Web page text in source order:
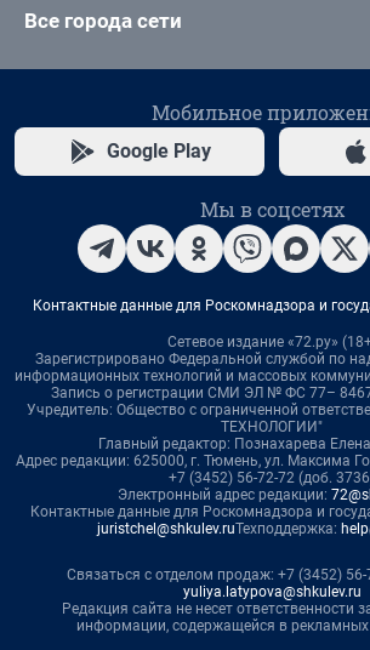
Все города сети
Мобильное
Google Play
Мы в соцсетях
Контактные данные для Роскомнадзора и
Сетевое издание «72.ру»
Зарегистрировано Федеральной службой по
информационных технологий и массовых
Запись о регистрации СМИ ЭЛ № ФС 77–
Учредитель: Общество с ограниченной
ТЕХНОЛОГИИ"
Главный редактор: Познахарева
Адрес редакции: 625000, г. Тюмень, ул. Максима
+7 (3452) 56-72-72 (доб.
Электронный адрес редакции:
Контактные данные для Роскомнадзора и
juristchel@shkulev.ruТехподдержка:
Связаться с отделом продаж: +7 (3452)
yuliya.latypova@shkulev.ru
Редакция сайта не несет ответственности
информации, содержащейся в рекламных